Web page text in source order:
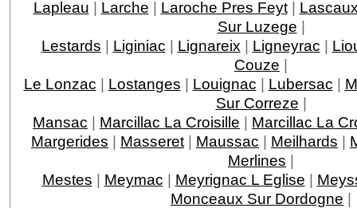
Lapleau | Larche | Laroche Pres Feyt|
Sur Luzege |
Lestards | Liginiac | Lignareix | Ligneyrac |
Couze |
Le Lonzac | Lostanges | Louignac | Lubersac |
Sur Correze |
Mansac | Marcillac La Croisille | Marcillac La
Margerides | Masseret | Maussac | Meilhards |
Merlines |
Mestes | Meymac | Meyrignac L Eglise |
Monceaux Sur Dordogne |